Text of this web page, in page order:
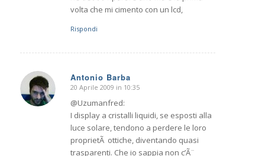
volta che mi cimento con un lcd,
Rispondi
Antonio Barba
dice:
20 Aprile 2009 in 10:35
@Uzumanfred:
I display a cristalli liquidi, se esposti alla
luce solare, tendono a perdere le loro
proprietÃ ottiche, diventando quasi
trasparenti. Che io sappia non c’Ã¨